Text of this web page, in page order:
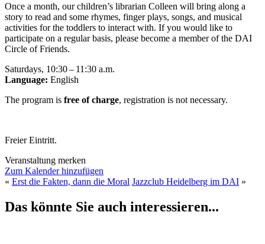
Once a month, our children’s librarian Colleen will bring along a
story to read and some rhymes, finger plays, songs, and musical
activities for the toddlers to interact with. If you would like to
participate on a regular basis, please become a member of the DAI
Circle of Friends.
Saturdays, 10:30 – 11:30 a.m.
Language: English
The program is free of charge, registration is not necessary.
Freier Eintritt.
Veranstaltung merken
Zum Kalender hinzufügen
« Erst die Fakten, dann die Moral Jazzclub Heidelberg im DAI »
Das könnte Sie auch interessieren...